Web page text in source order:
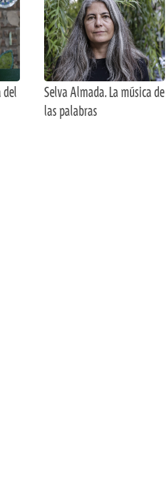
del
Selva Almada. La música de
las palabras